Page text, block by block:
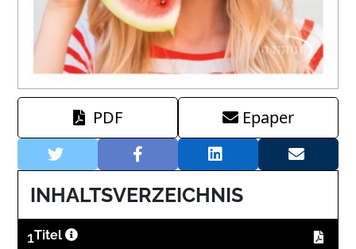
PDF Epaper
INHALTSVERZEICHNIS
1Titel